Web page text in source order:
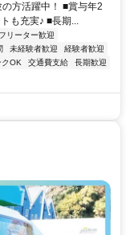
方活躍中！ ■賞与年2
も充実♪ ■長期...
フリーター歓迎
未経験者歓迎
経験者歓迎
クOK 交通費支給
長期歓迎